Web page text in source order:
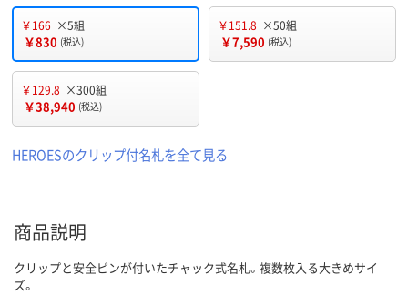
￥166 ×5組
￥830 (税込)
￥151.8 ×50組
￥7,590 (税込)
￥129.8 ×300組
￥38,940 (税込)
HEROESのクリップ付名札を全て見る
商品説明
クリップと安全ピンが付いたチャック式名札。複数枚入る大きめサイ
ズ。